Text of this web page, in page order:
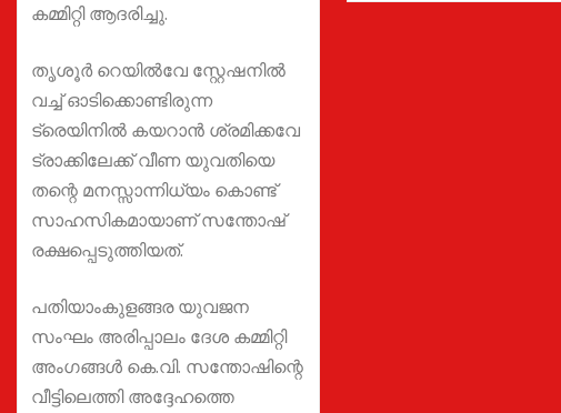
കമ്മിറ്റി ആദരിച്ചു.
തൃശൂർ റെയിൽവേ സ്റ്റേഷനിൽ
വച്ച് ഓടിക്കൊണ്ടിരുന്ന
ട്രെയിനിൽ കയറാൻ ശ്രമിക്കവേ
ട്രാക്കിലേക്ക് വീണ യുവതിയെ
തന്റെ മനസ്സാന്നിധ്യം കൊണ്ട്
സാഹസികമായാണ് സന്തോഷ്
രക്ഷപ്പെടുത്തിയത്.
പതിയാംകുളങ്ങര യുവജന
സംഘം അരിപ്പാലം ദേശ കമ്മിറ്റി
അംഗങ്ങൾ കെ.വി. സന്തോഷിന്റെ
വീട്ടിലെത്തി അദ്ദേഹത്തെ